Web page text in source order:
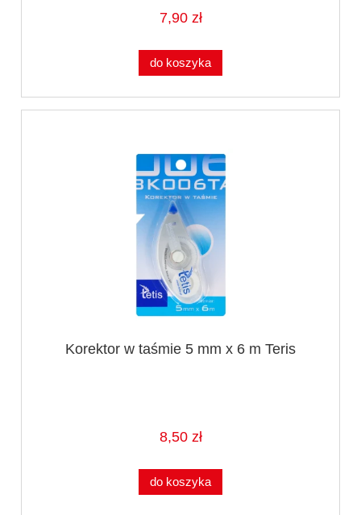
7,90 zł
do koszyka
Korektor w taśmie 5 mm x 6 m Teris
8,50 zł
do koszyka